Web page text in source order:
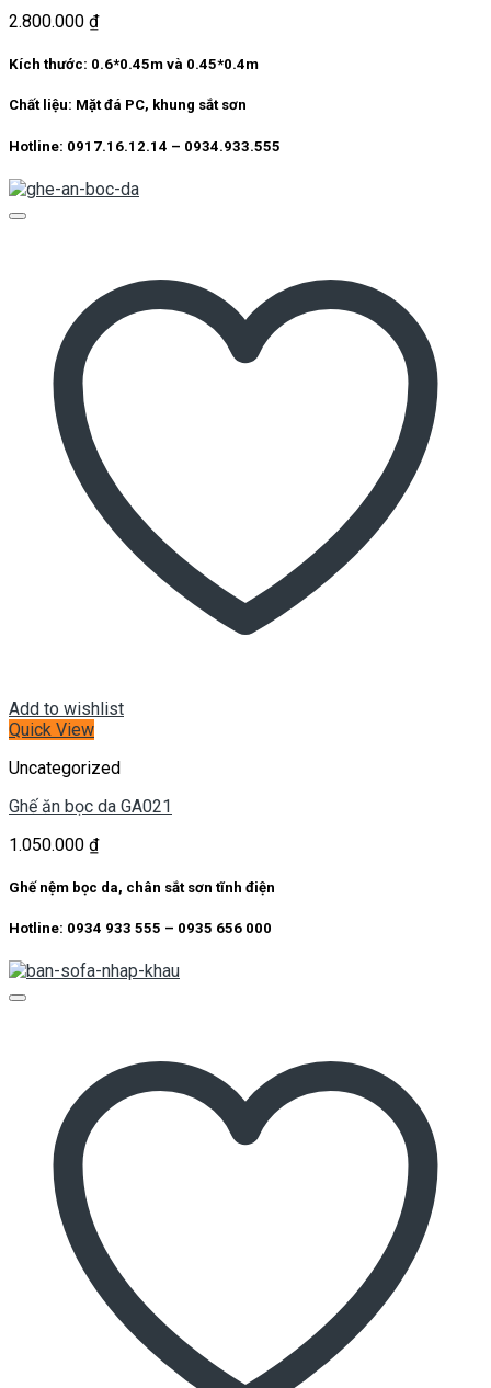
2.800.000 ₫
Kích thước: 0.6*0.45m và 0.45*0.4m
Chất liệu: Mặt đá PC, khung sắt sơn
Hotline: 0917.16.12.14 – 0934.933.555
Add to wishlist
Quick View
Uncategorized
Ghế ăn bọc da GA021
1.050.000 ₫
Ghế nệm bọc da, chân sắt sơn tĩnh điện
Hotline: 0934 933 555 – 0935 656 000